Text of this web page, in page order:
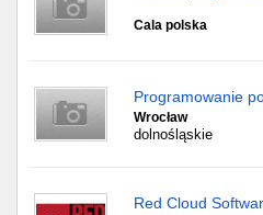
Cala polska
Programowanie
Wrocław
dolnośląskie
Red Cloud